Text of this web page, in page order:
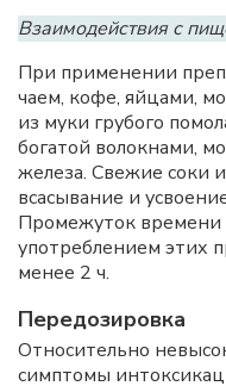
Взаимодействия с
При применении
чаем, кофе, яйцами,
из муки грубого
богатой волокнами,
железа. Свежие соки
всасывание и
Промежуток
употреблением этих
менее 2 ч.
Передозировка
Относительно
симптомы